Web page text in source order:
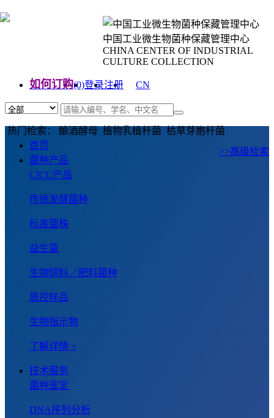
中国工业微生物菌种保藏管理中心
CHINA CENTER OF INDUSTRIAL
CULTURE COLLECTION
如何订购(0)登录注册
CN
热门检索： 酿酒酵母 植物乳植杆菌 枯草芽胞杆菌
>>高级检索
首页
菌种产品
CICC产品
传统发酵菌种
标准菌株
益生菌
生物饲料／肥料菌种
质控样品
生物指示物
了解详情 +
技术服务
菌种鉴定
DNA序列分析